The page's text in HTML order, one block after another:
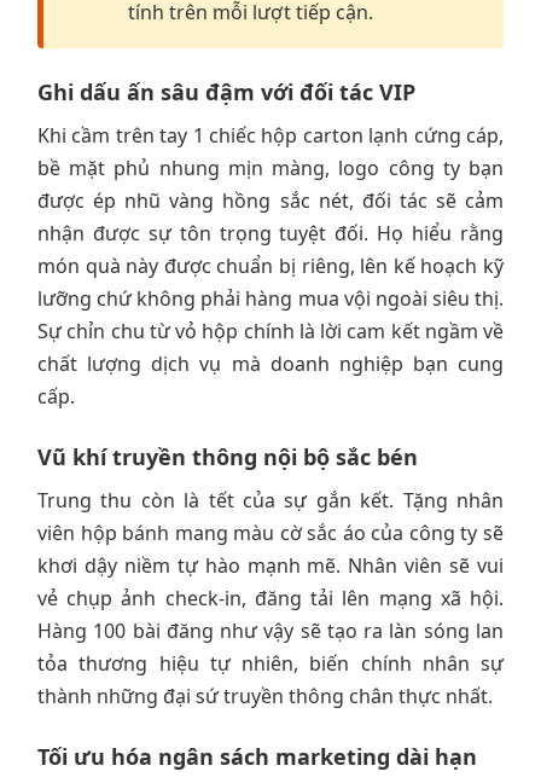
tính trên mỗi lượt tiếp cận.
Ghi dấu ấn sâu đậm với đối tác VIP
Khi cầm trên tay 1 chiếc hộp carton lạnh cứng cáp,
bề mặt phủ nhung mịn màng, logo công ty bạn
được ép nhũ vàng hồng sắc nét, đối tác sẽ cảm
nhận được sự tôn trọng tuyệt đối. Họ hiểu rằng
món quà này được chuẩn bị riêng, lên kế hoạch kỹ
lưỡng chứ không phải hàng mua vội ngoài siêu thị.
Sự chỉn chu từ vỏ hộp chính là lời cam kết ngầm về
chất lượng dịch vụ mà doanh nghiệp bạn cung
cấp.
Vũ khí truyền thông nội bộ sắc bén
Trung thu còn là tết của sự gắn kết. Tặng nhân
viên hộp bánh mang màu cờ sắc áo của công ty sẽ
khơi dậy niềm tự hào mạnh mẽ. Nhân viên sẽ vui
vẻ chụp ảnh check-in, đăng tải lên mạng xã hội.
Hàng 100 bài đăng như vậy sẽ tạo ra làn sóng lan
tỏa thương hiệu tự nhiên, biến chính nhân sự
thành những đại sứ truyền thông chân thực nhất.
Tối ưu hóa ngân sách marketing dài hạn